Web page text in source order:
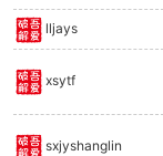
lljays
xsytf
sxjyshanglin